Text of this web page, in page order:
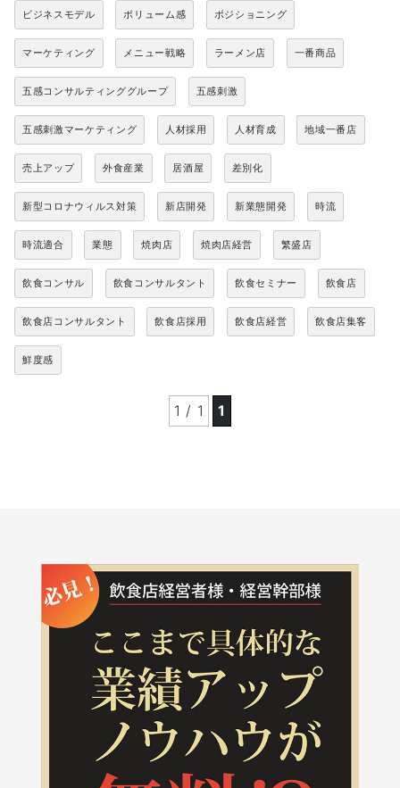
ビジネスモデル ボリューム感 ポジショニング
マーケティング メニュー戦略 ラーメン店 一番商品
五感コンサルティンググループ 五感刺激
五感刺激マーケティング 人材採用 人材育成 地域一番店
売上アップ 外食産業 居酒屋 差別化
新型コロナウィルス対策 新店開発 新業態開発 時流
時流適合 業態 焼肉店 焼肉店経営 繁盛店
飲食コンサル 飲食コンサルタント 飲食セミナー 飲食店
飲食店コンサルタント 飲食店採用 飲食店経営 飲食店集客
鮮度感
1 / 1 1